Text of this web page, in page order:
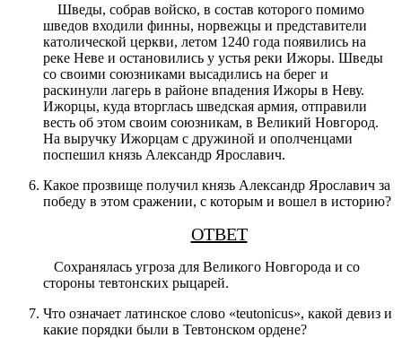
Шведы, собрав войско, в состав которого помимо
шведов входили финны, норвежцы и представители
католической церкви, летом 1240 года появились на
реке Неве и остановились у устья реки Ижоры. Шведы
со своими союзниками высадились на берег и
раскинули лагерь в районе впадения Ижоры в Неву.
Ижорцы, куда вторглась шведская армия, отправили
весть об этом своим союзникам, в Великий Новгород.
На выручку Ижорцам с дружиной и ополченцами
поспешил князь Александр Ярославич.
Какое прозвище получил князь Александр Ярославич за
победу в этом сражении, с которым и вошел в историю?
ОТВЕТ
Сохранялась угроза для Великого Новгорода и со
стороны тевтонских рыцарей.
Что означает латинское слово «teutonicus», какой девиз и
какие порядки были в Тевтонском ордене?